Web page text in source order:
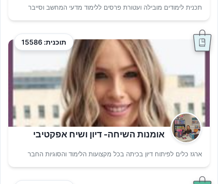
תכנית לימודים מובילה ועטורת פרסים ללימוד מדעי המחשב וסייבר
תוכנית: 15586
אומנות השיחה- דיון ושיח אפקטיבי
ארגז כלים לפיתוח דיון בכיתה בכל מקצועות הלימוד והסוגיות החבר